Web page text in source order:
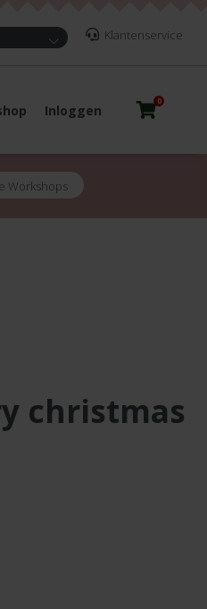
Klantenservice
Inloggen
0
Workshops
christmas